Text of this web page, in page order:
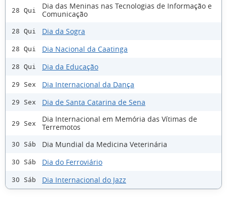
28 Qui
Dia das Meninas nas Tecnologias de Informação e
Comunicação
28 Qui Dia da Sogra
28 Qui Dia Nacional da Caatinga
28 Qui Dia da Educação
29 Sex Dia Internacional da Dança
29 Sex Dia de Santa Catarina de Sena
29 Sex
Dia Internacional em Memória das Vítimas de
Terremotos
30 Sáb Dia Mundial da Medicina Veterinária
30 Sáb Dia do Ferroviário
30 Sáb Dia Internacional do Jazz